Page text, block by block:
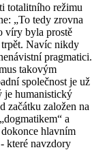
totalitního režimu
„To tedy zrovna
víry byla prostě
trpět. Navíc nikdy
pragmatici.
takovým
společnost je už
je humanistický
začátku založen na
a
hlavním
které navzdory